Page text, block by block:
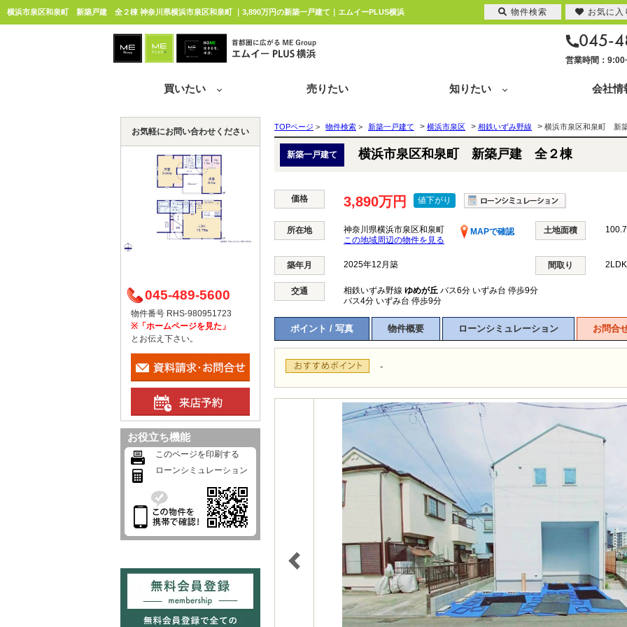
横浜市泉区和泉町 新築戸建 全２棟 神奈川県横浜市泉区和泉町 ｜3,890万円の新築一戸建て｜エムイーPLUS横浜
045-
営業時間：
買いたい 売りたい 知りたい 会社情
TOPページ > 物件検索 > 新築一戸建て > 横浜市泉区 > 相鉄いずみ野線 > 横浜市泉区和泉町 新
新築一戸建て 横浜市泉区和泉町 新築戸建 全２棟
価格 3,890万円 値下がり
所在地 神奈川県横浜市泉区和泉町
MAPで確認
この地域周辺の物件を見る
土地面積
築年月 2025年12月築 間取り
交通 相鉄いずみ野線 ゆめが丘 バス6分 いずみ台 停歩9分
バス4分 いずみ台 停歩9分
ポイント / 写真 物件概要 ローンシミュレーション お問合
-
お気軽にお問い合わせください
045-489-5600
物件番号 RHS-980951723
※「ホームページを見た」
とお伝え下さい。
お役立ち機能
このページを印刷する
ローンシミュレーション
物件検索 お気に入